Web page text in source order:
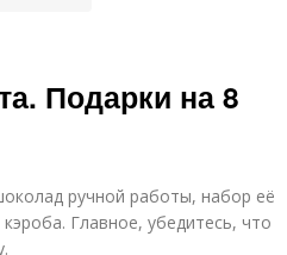
Подарки на 8
ручной работы, набор её
Главное, убедитесь, что